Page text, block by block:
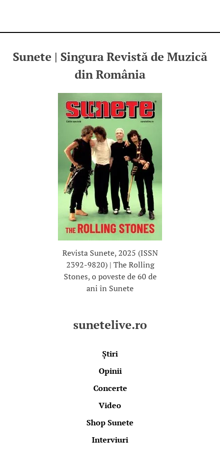
Sunete | Singura Revistă de Muzică
din România
Revista Sunete, 2025 (ISSN
2392-9820) | The Rolling
Stones, o poveste de 60 de
ani în Sunete
sunetelive.ro
Știri
Opinii
Concerte
Video
Shop Sunete
Interviuri